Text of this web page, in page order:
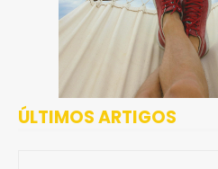
ÚLTIMOS ARTIGOS